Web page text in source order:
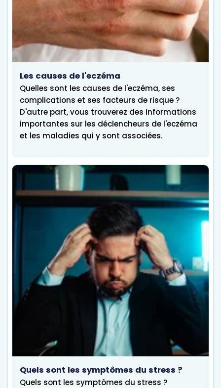
Les causes de l'eczéma
Quelles sont les causes de l'eczéma, ses
complications et ses facteurs de risque ?
D'autre part, vous trouverez des informations
importantes sur les déclencheurs de l'eczéma
et les maladies qui y sont associées.
Quels sont les symptômes du stress ?
Quels sont les symptômes du stress ?